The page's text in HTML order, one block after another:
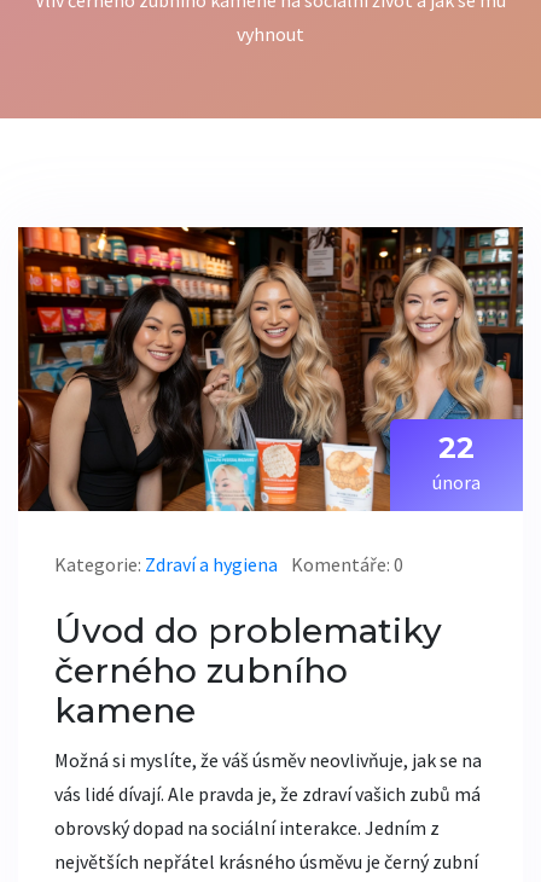
vyhnout
22
února
Kategorie: Zdraví a hygiena Komentáře: 0
Úvod do problematiky
černého zubního
kamene
Možná si myslíte, že váš úsměv neovlivňuje, jak se na
vás lidé dívají. Ale pravda je, že zdraví vašich zubů má
obrovský dopad na sociální interakce. Jedním z
největších nepřátel krásného úsměvu je černý zubní